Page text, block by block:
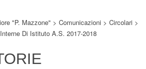
"P. Mazzone" > Comunicazioni > Circolari >
Di Istituto A.s. 2017-2018